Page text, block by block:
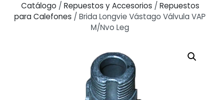
Catálogo / Repuestos y Accesorios / Repuestos
para Calefones / Brida Longvie Vástago Válvula VAP
M/Nvo Leg